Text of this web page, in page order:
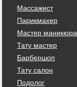
Массажист
Парикмахер
Мастер маникюра
Тату мастер
Барбершоп
Тату салон
Подолог